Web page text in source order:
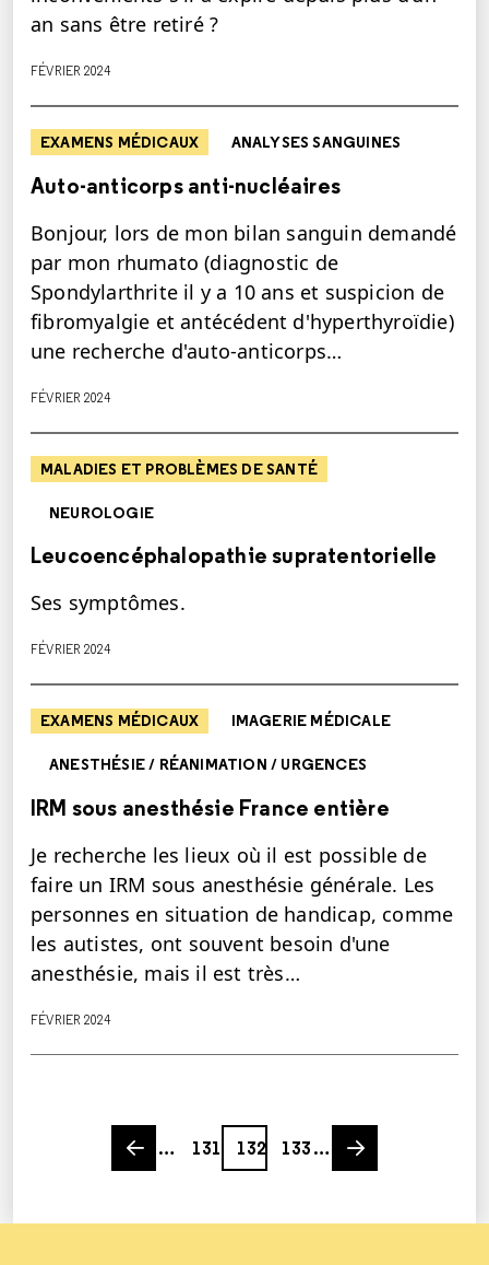
an sans être retiré ?
FÉVRIER 2024
EXAMENS MÉDICAUX ANALYSES SANGUINES
Auto-anticorps anti-nucléaires
Bonjour, lors de mon bilan sanguin demandé
par mon rhumato (diagnostic de
Spondylarthrite il y a 10 ans et suspicion de
fibromyalgie et antécédent d'hyperthyroïdie)
une recherche d'auto-anticorps…
FÉVRIER 2024
MALADIES ET PROBLÈMES DE SANTÉ
NEUROLOGIE
Leucoencéphalopathie supratentorielle
Ses symptômes.
FÉVRIER 2024
EXAMENS MÉDICAUX IMAGERIE MÉDICALE
ANESTHÉSIE / RÉANIMATION / URGENCES
IRM sous anesthésie France entière
Je recherche les lieux où il est possible de
faire un IRM sous anesthésie générale. Les
personnes en situation de handicap, comme
les autistes, ont souvent besoin d'une
anesthésie, mais il est très…
FÉVRIER 2024
Previous page
…
131
Page
132
133 …
Next page